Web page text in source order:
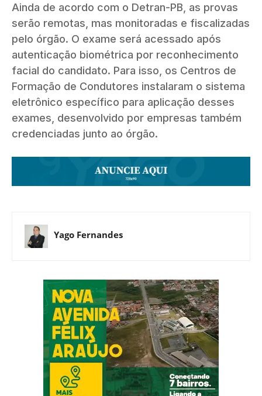
Ainda de acordo com o Detran-PB, as provas
serão remotas, mas monitoradas e fiscalizadas
pelo órgão. O exame será acessado após
autenticação biométrica por reconhecimento
facial do candidato. Para isso, os Centros de
Formação de Condutores instalaram o sistema
eletrônico específico para aplicação desses
exames, desenvolvido por empresas também
credenciadas junto ao órgão.
Yago Fernandes